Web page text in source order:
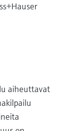
aiheuttavat